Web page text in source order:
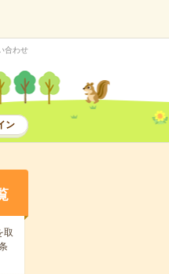
合わせ
ン
取